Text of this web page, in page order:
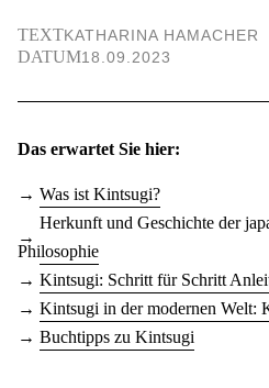
TEXTKATHARINA HAMACHER
DATUM18.09.2023
Das erwartet Sie hier:
Was ist Kintsugi?
Herkunft und Geschichte der
Philosophie
Kintsugi: Schritt für Schritt
Kintsugi in der modernen Welt:
Buchtipps zu Kintsugi